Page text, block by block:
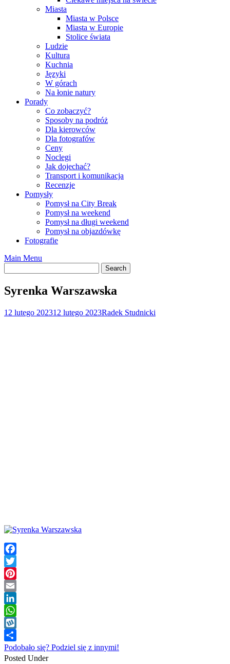
Miasta
Miasta w Polsce
Miasta w Europie
Stolice świata
Ludzie
Kultura
Kuchnia
Języki
W górach
Na łonie natury
Porady
Co zobaczyć?
Sposoby na podróż
Dla kierowców
Dla fotografów
Ceny
Noclegi
Jak dojechać?
Transport i komunikacja
Recenzje
Pomysły
Pomysł na City Break
Pomysł na weekend
Pomysł na długi weekend
Pomysł na objazdówkę
Fotografie
Main Menu
Syrenka Warszawska
12 lutego 202312 lutego 2023Radek Studnicki
Facebook
Twitter
Pinterest
Email
LinkedIn
WhatsApp
Wykop
Podobało się? Podziel się z innymi!
Posted Under